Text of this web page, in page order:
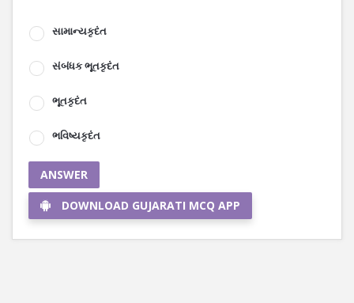
સામાન્યકૃદંત
સંબંધક ભૂતકૃદંત
ભૂતકૃદંત
ભવિષ્યકૃદંત
ANSWER
DOWNLOAD GUJARATI MCQ APP